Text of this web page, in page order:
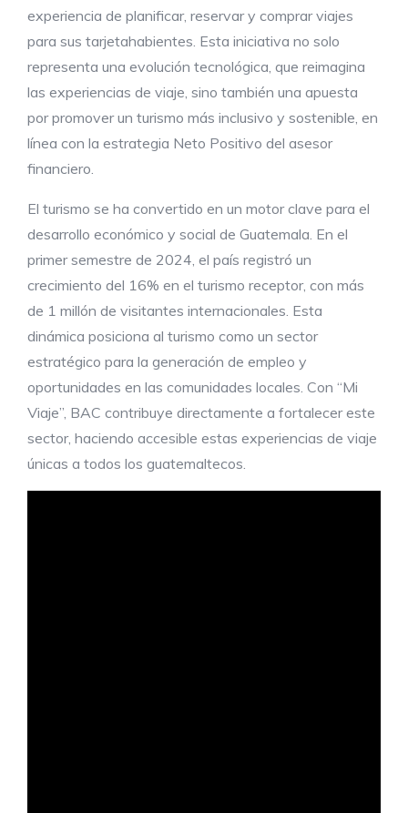
experiencia de planificar, reservar y comprar viajes
para sus tarjetahabientes. Esta iniciativa no solo
representa una evolución tecnológica, que reimagina
las experiencias de viaje, sino también una apuesta
por promover un turismo más inclusivo y sostenible, en
línea con la estrategia Neto Positivo del asesor
financiero.
El turismo se ha convertido en un motor clave para el
desarrollo económico y social de Guatemala. En el
primer semestre de 2024, el país registró un
crecimiento del 16% en el turismo receptor, con más
de 1 millón de visitantes internacionales. Esta
dinámica posiciona al turismo como un sector
estratégico para la generación de empleo y
oportunidades en las comunidades locales. Con “Mi
Viaje”, BAC contribuye directamente a fortalecer este
sector, haciendo accesible estas experiencias de viaje
únicas a todos los guatemaltecos.